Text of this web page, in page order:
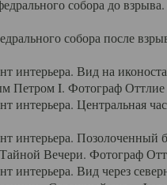
собора до
собора после
Вид на
Петром I. Фотограф
Центральная
Позолоченный
Вечери. Фотограф
Вид через